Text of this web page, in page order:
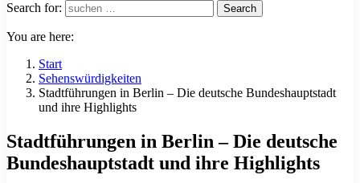
Search for:
Search
You are here:
Start
Sehenswürdigkeiten
Stadtführungen in Berlin – Die deutsche Bundeshauptstadt
und ihre Highlights
Stadtführungen in Berlin – Die deutsche
Bundeshauptstadt und ihre Highlights